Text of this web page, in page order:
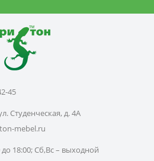
45
Студенческая, д. 4А
mebel.ru
до 18:00; Сб,Вс – выходной